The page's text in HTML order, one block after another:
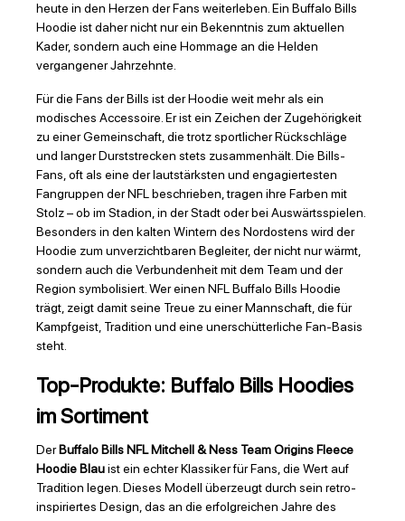
heute in den Herzen der Fans weiterleben. Ein Buffalo Bills
Hoodie ist daher nicht nur ein Bekenntnis zum aktuellen
Kader, sondern auch eine Hommage an die Helden
vergangener Jahrzehnte.
Für die Fans der Bills ist der Hoodie weit mehr als ein
modisches Accessoire. Er ist ein Zeichen der Zugehörigkeit
zu einer Gemeinschaft, die trotz sportlicher Rückschläge
und langer Durststrecken stets zusammenhält. Die Bills-
Fans, oft als eine der lautstärksten und engagiertesten
Fangruppen der NFL beschrieben, tragen ihre Farben mit
Stolz – ob im Stadion, in der Stadt oder bei Auswärtsspielen.
Besonders in den kalten Wintern des Nordostens wird der
Hoodie zum unverzichtbaren Begleiter, der nicht nur wärmt,
sondern auch die Verbundenheit mit dem Team und der
Region symbolisiert. Wer einen NFL Buffalo Bills Hoodie
trägt, zeigt damit seine Treue zu einer Mannschaft, die für
Kampfgeist, Tradition und eine unerschütterliche Fan-Basis
steht.
Top-Produkte: Buffalo Bills Hoodies
im Sortiment
DerBuffalo Bills NFL Mitchell & Ness Team Origins Fleece
Hoodie Blauist ein echter Klassiker für Fans, die Wert auf
Tradition legen. Dieses Modell überzeugt durch sein retro-
inspiriertes Design, das an die erfolgreichen Jahre des